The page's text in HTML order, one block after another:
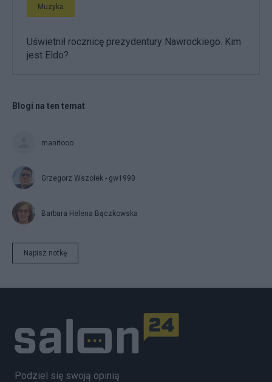
Muzyka
Uświetnił rocznicę prezydentury Nawrockiego. Kim
jest Eldo?
Blogi na ten temat
manitooo
Grzegorz Wszołek - gw1990
Barbara Helena Bączkowska
Napisz notkę
Podziel się swoją opinią